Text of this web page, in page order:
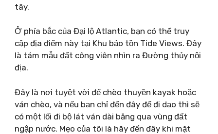
tây.
Ở phía bắc của Đại lộ Atlantic, bạn có thể truy
cập địa điểm này tại Khu bảo tồn Tide Views. Đây
là tám mẫu đất công viên nhìn ra Đường thủy nội
địa.
Đây là nơi tuyệt vời để chèo thuyền kayak hoặc
ván chèo, và nếu bạn chỉ đến đây để đi dạo thì sẽ
có một lối đi bộ lát ván dài băng qua vùng đất
ngập nước. Mẹo của tôi là hãy đến đây khi mặt